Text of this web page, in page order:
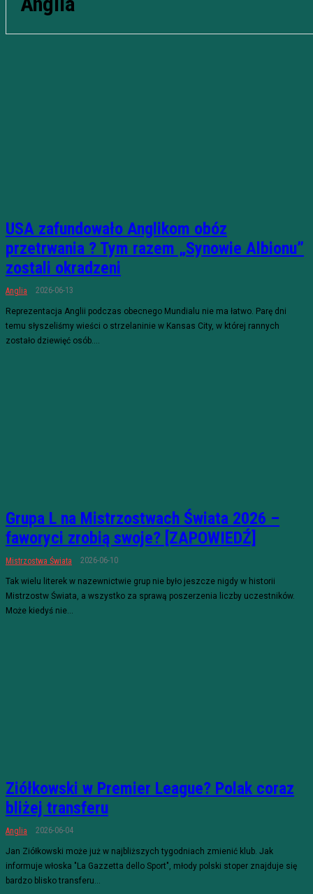
USA zafundowało Anglikom obóz
przetrwania ? Tym razem „Synowie Albionu”
zostali okradzeni
Anglia 2026-06-13
Reprezentacja Anglii podczas obecnego Mundialu nie ma łatwo. Parę dni
temu słyszeliśmy wieści o strzelaninie w Kansas City, w której rannych
zostało dziewięć osób....
Grupa L na Mistrzostwach Świata 2026 –
faworyci zrobią swoje? [ZAPOWIEDŹ]
Mistrzostwa Świata 2026-06-10
Tak wielu literek w nazewnictwie grup nie było jeszcze nigdy w historii
Mistrzostw Świata, a wszystko za sprawą poszerzenia liczby uczestników.
Może kiedyś nie...
Ziółkowski w Premier League? Polak coraz
bliżej transferu
Anglia 2026-06-04
Jan Ziółkowski może już w najbliższych tygodniach zmienić klub. Jak
informuje włoska "La Gazzetta dello Sport", młody polski stoper znajduje się
bardzo blisko transferu...